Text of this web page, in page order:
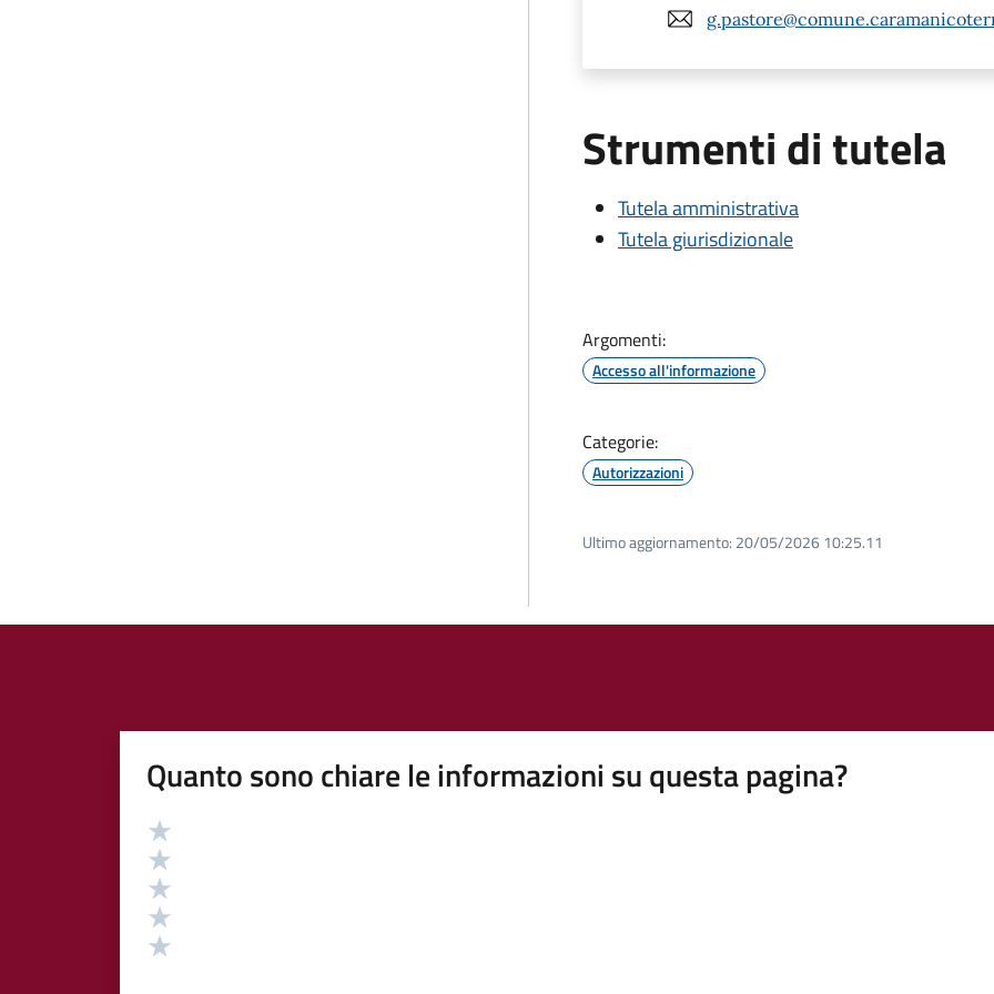
Strumenti di tutela
Tutela amministrativa
Tutela giurisdizionale
Argomenti:
Accesso all'informazione
Categorie:
Autorizzazioni
Ultimo aggiornamento: 20/05/2026 10:25.11
Quanto sono chiare le informazioni su questa pagina?
Valutazione